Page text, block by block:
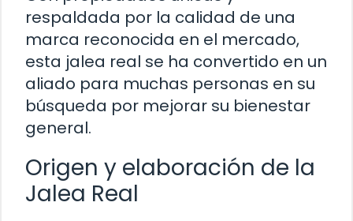
respaldada por la calidad de una
marca reconocida en el mercado,
esta jalea real se ha convertido en un
aliado para muchas personas en su
búsqueda por mejorar su bienestar
general.
Origen y elaboración de la
Jalea Real